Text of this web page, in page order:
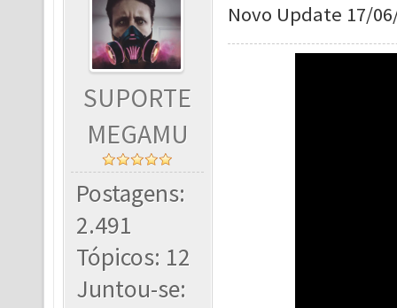
SUPORTE
MEGAMU
Postagens:
2.491
Tópicos: 12
Juntou-se:
Novo Update 17/